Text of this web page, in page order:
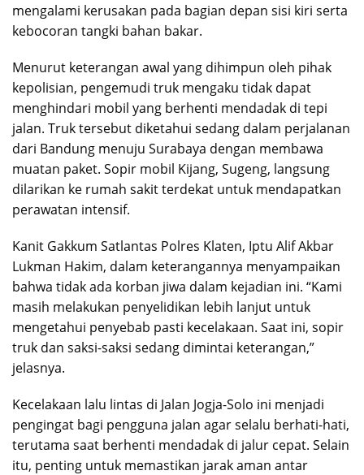
mengalami kerusakan pada bagian depan sisi kiri serta
kebocoran tangki bahan bakar.
Menurut keterangan awal yang dihimpun oleh pihak
kepolisian, pengemudi truk mengaku tidak dapat
menghindari mobil yang berhenti mendadak di tepi
jalan. Truk tersebut diketahui sedang dalam perjalanan
dari Bandung menuju Surabaya dengan membawa
muatan paket. Sopir mobil Kijang, Sugeng, langsung
dilarikan ke rumah sakit terdekat untuk mendapatkan
perawatan intensif.
Kanit Gakkum Satlantas Polres Klaten, Iptu Alif Akbar
Lukman Hakim, dalam keterangannya menyampaikan
bahwa tidak ada korban jiwa dalam kejadian ini. “Kami
masih melakukan penyelidikan lebih lanjut untuk
mengetahui penyebab pasti kecelakaan. Saat ini, sopir
truk dan saksi-saksi sedang dimintai keterangan,”
jelasnya.
Kecelakaan lalu lintas di Jalan Jogja-Solo ini menjadi
pengingat bagi pengguna jalan agar selalu berhati-hati,
terutama saat berhenti mendadak di jalur cepat. Selain
itu, penting untuk memastikan jarak aman antar